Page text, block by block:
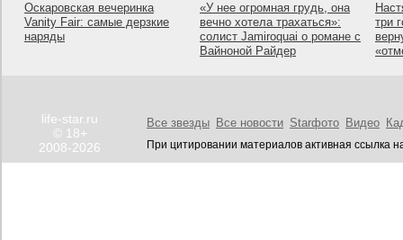
Оскаровская вечеринка
Vanity Fair: самые дерзкие
наряды
«У нее огромная грудь, она
вечно хотела трахаться»:
солист Jamiroquai о романе с
Вайноной Райдер
три
life-star.ru
© 18+
2008-2026
Все звезды Все новости Starфото Видео
При цитировании материалов активная ссылка